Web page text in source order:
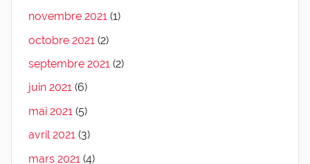
novembre 2021 (1)
octobre 2021 (2)
septembre 2021 (2)
juin 2021 (6)
mai 2021 (5)
avril 2021 (3)
mars 2021 (4)